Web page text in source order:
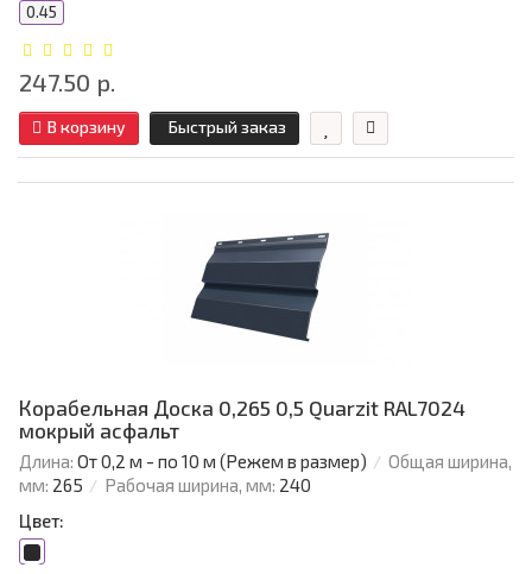
0.45
247.50 р.
В корзину Быстрый заказ
Корабельная Доска 0,265 0,5 Quarzit RAL7024
мокрый асфальт
Длина: От 0,2 м - по 10 м (Режем в размер)
Общая ширина,
мм: 265 Рабочая ширина, мм: 240
Цвет: